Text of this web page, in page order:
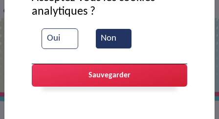
Gala de danse de la Mouette
Oui Non
analytiques ?
Sauvegarder